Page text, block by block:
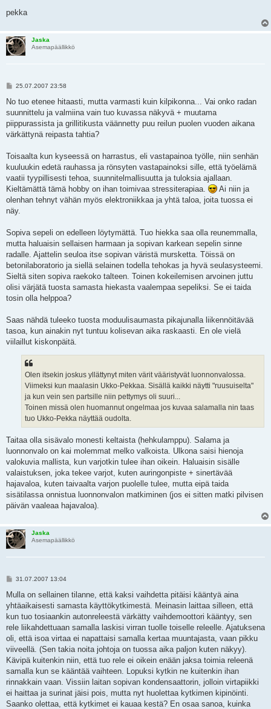
pekka
Jaska
Asemapäällikkö
V
e
t
i
25.07.2007 23:58
No tuo etenee hitaasti, mutta varmasti kuin kilpikonna... Vai onko radan
suunnittelu ja valmiina vain tuo kuvassa näkyvä + muutama
piippurassista ja grillitikusta väännetty puu reilun puolen vuoden aikana
värkättynä reipasta tahtia?
Toisaalta kun kyseessä on harrastus, eli vastapainoa työlle, niin senhän
kuuluukin edetä rauhassa ja rönsyten vastapainoksi sille, että työelämä
vaatii tyypillisesti tehoa, suunnitelmallisuutta ja tuloksia ajallaan.
Kieltämättä tämä hobby on ihan toimivaa stressiterapiaa.
Ai niin ja
olenhan tehnyt vähän myös elektroniikkaa ja yhtä taloa, joita tuossa ei
näy.
Sopiva sepeli on edelleen löytymättä. Tuo hiekka saa olla reunemmalla,
mutta haluaisin sellaisen harmaan ja sopivan karkean sepelin sinne
radalle. Ajattelin seuloa itse sopivan väristä mursketta. Töissä on
betonilaboratorio ja siellä selainen todella tehokas ja hyvä seulasysteemi.
Sieltä siten sopiva raekoko talteen. Toinen kokeilemisen arvoinen juttu
olisi värjätä tuosta samasta hiekasta vaalempaa sepeliksi. Se ei taida
tosin olla helppoa?
Saas nähdä tuleeko tuosta moduulisaumasta pikajunalla liikennöitävää
tasoa, kun ainakin nyt tuntuu kolisevan aika raskaasti. En ole vielä
viilaillut kiskonpäitä.
Olen itsekin joskus yllättynyt miten värit vääristyvät luonnonvalossa.
Viimeksi kun maalasin Ukko-Pekkaa. Sisällä kaikki näytti "ruusuiselta"
ja kun vein sen partsille niin pettymys oli suuri...
Toinen missä olen huomannut ongelmaa jos kuvaa salamalla nin taas
tuo Ukko-Pekka näyttää oudolta.
Taitaa olla sisävalo monesti keltaista (hehkulamppu). Salama ja
luonnonvalo on kai molemmat melko valkoista. Ulkona saisi hienoja
valokuvia mallista, kun varjotkin tulee ihan oikein. Haluaisin sisälle
valaistuksen, joka tekee varjot, kuten auringonpiste + sinertävää
hajavaloa, kuten taivaalta varjon puolelle tulee, mutta eipä taida
sisätilassa onnistua luonnonvalon matkiminen (jos ei sitten matki pilvisen
päivän vaaleaa hajavaloa).
Jaska
Asemapäällikkö
V
e
t
i
31.07.2007 13:04
Mulla on sellainen tilanne, että kaksi vaihdetta pitäisi kääntyä aina
yhtäaikaisesti samasta käyttökytkimestä. Meinasin laittaa silleen, että
kun tuo tosiaankin autonreleestä värkätty vaihdemoottori kääntyy, sen
rele liikahdettuaan samalla laskisi virran tuolle toiselle releelle. Ajatuksena
oli, että isoa virtaa ei napattaisi samalla kertaa muuntajasta, vaan pikku
viiveellä. (Sen takia noita johtoja on tuossa aika paljon kuten näkyy).
Kävipä kuitenkin niin, että tuo rele ei oikein enään jaksa toimia releenä
samalla kun se kääntää vaihteen. Lopuksi kytkin ne kuitenkin ihan
rinnakkain vaan. Vissiin laitan sopivan kondensaattorin, jolloin virtapiikki
ei haittaa ja surinat jäisi pois, mutta nyt huolettaa kytkimen kipinöinti.
Saanko olettaa, että kytkimet ei kauaa kestä? En osaa sanoa, kuinka